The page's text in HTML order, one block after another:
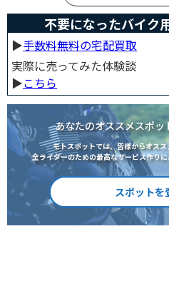
不要になったバイク
▶︎手数料無料の宅配買取
実際に売ってみた体験談
▶︎こちら
あなたのオススメスポ
モトスポットでは、皆様からオス
全ライダーのための最高なサービス作り
スポットを